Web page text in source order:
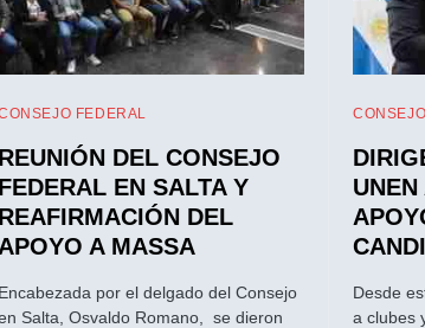
FEDERAL
REUNIÓN DEL CONSEJO
FEDERAL EN SALTA Y
REAFIRMACIÓN DEL
APOYO A MASSA
Encabezada por el delgado del Consejo
Salta, Osvaldo Romano, se dieron
Desde
a clubes